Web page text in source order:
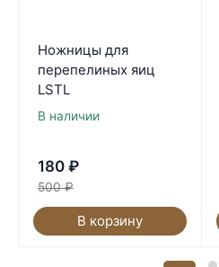
Ножницы для
перепелиных яиц
LSTL
В наличии
180 ₽
500 ₽
В корзину